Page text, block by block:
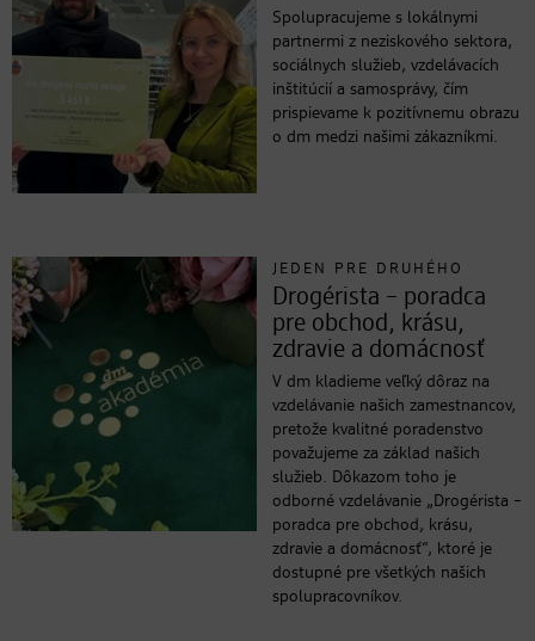
Spolupracujeme s lokálnymi
partnermi z neziskového sektora,
sociálnych služieb, vzdelávacích
inštitúcií a samosprávy, čím
prispievame k pozitívnemu obrazu
o dm medzi našimi zákazníkmi.
JEDEN PRE DRUHÉHO
Drogérista – poradca
pre obchod, krásu,
zdravie a domácnosť
V dm kladieme veľký dôraz na
vzdelávanie našich zamestnancov,
pretože kvalitné poradenstvo
považujeme za základ našich
služieb. Dôkazom toho je
odborné vzdelávanie „Drogérista –
poradca pre obchod, krásu,
zdravie a domácnosť“, ktoré je
dostupné pre všetkých našich
spolupracovníkov.